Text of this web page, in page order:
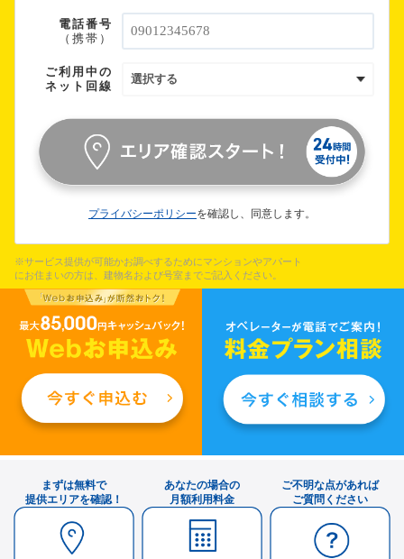
まずは無料で
提供エリアを確認！
あなたの場合の
月額利用料金
ご不明な点があれば
ご質問ください